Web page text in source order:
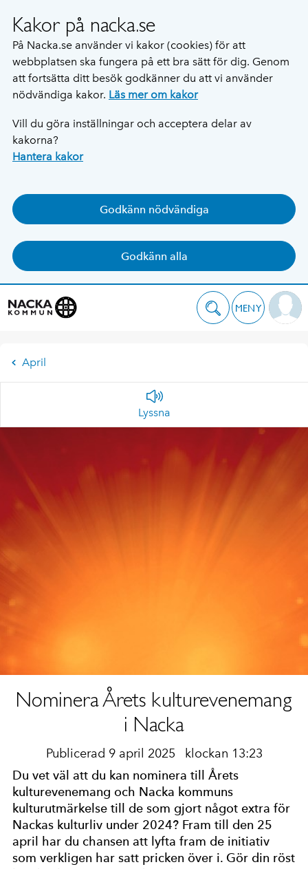
Kakor på nacka.se
På Nacka.se använder vi kakor (cookies) för att
webbplatsen ska fungera på ett bra sätt för dig. Genom
att fortsätta ditt besök godkänner du att vi använder
nödvändiga kakor. Läs mer om kakor
Vill du göra inställningar och acceptera delar av
kakorna?
Hantera kakor
Godkänn nödvändiga
Godkänn alla
MENY
April
Lyssna
Nominera Årets kulturevenemang
i Nacka
Publicerad 9 april 2025 klockan 13:23
Du vet väl att du kan nominera till Årets
kulturevenemang och Nacka kommuns
kulturutmärkelse till de som gjort något extra för
Nackas kulturliv under 2024? Fram till den 25
april har du chansen att lyfta fram de initiativ
som verkligen har satt pricken över i. Gör din röst